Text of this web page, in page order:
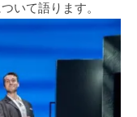
いて語ります。